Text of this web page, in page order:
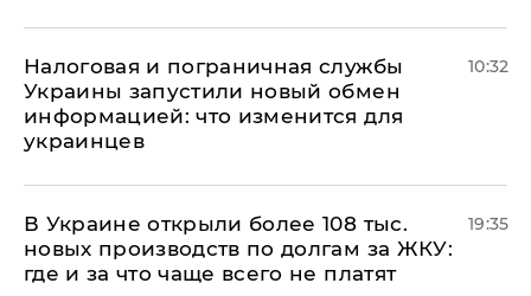
Налоговая и пограничная службы
Украины запустили новый обмен
информацией: что изменится для
украинцев
10:32
В Украине открыли более 108 тыс.
новых производств по долгам за ЖКУ:
где и за что чаще всего не платят
19:35